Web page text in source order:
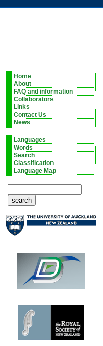
Home
About
FAQ and information
Collaborators
Links
Contact Us
News
Languages
Words
Search
Classification
Language Map